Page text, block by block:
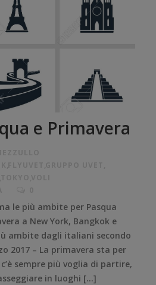
e Primavera
le più ambite per Pasqua
a New York, Bangkok e
ambite dagli italiani secondo
2017 – La primavera sta per
sempre più voglia di partire,
in luoghi […]